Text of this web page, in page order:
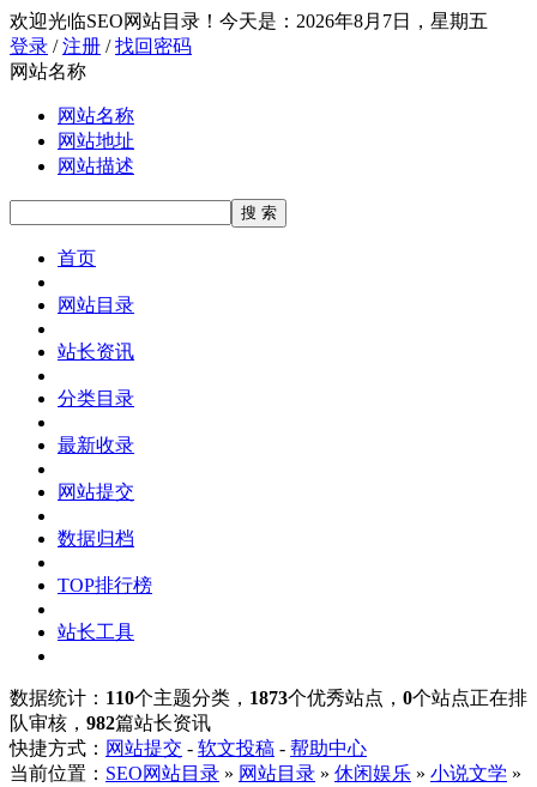
欢迎光临SEO网站目录！ 今天是：2026年8月7日，星期五
登录 /注册 /找回密码
网站名称
网站名称
网站地址
网站描述
首页
网站目录
站长资讯
分类目录
最新收录
网站提交
数据归档
TOP排行榜
站长工具
数据统计： 110个主题分类， 1873个优秀站点， 0个站点正在排
队审核， 982篇站长资讯
快捷方式： 网站提交 - 软文投稿 - 帮助中心
当前位置： SEO网站目录 » 网站目录 » 休闲娱乐 » 小说文学 »